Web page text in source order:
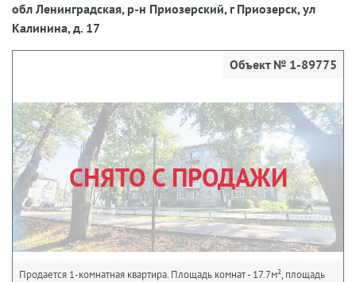
обл Ленинградская, р-н Приозерский, г Приозерск, ул
Калинина, д. 17
СНЯТО С ПРОДАЖИ
Объект № 1-89775
Продается 1-комнатная квартира. Площадь комнат - 17.7м², площадь